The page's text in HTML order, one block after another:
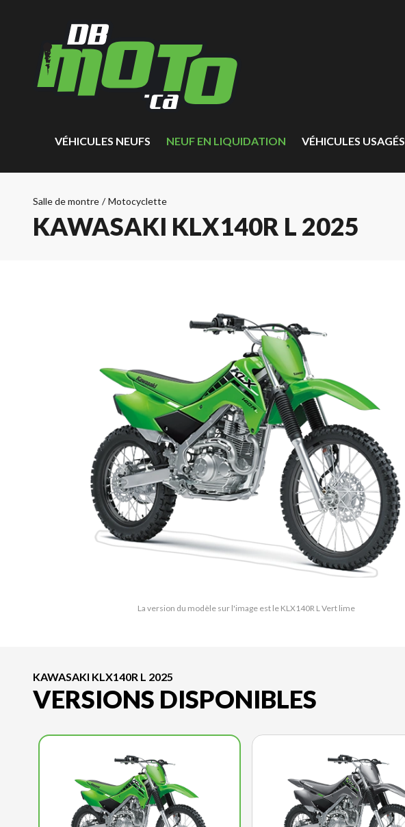
VÉHICULES NEUFS NEUF EN LIQUIDATION VÉHICULES USAGÉS
Salle de montre / Motocyclette
KAWASAKI KLX140R L 2025
La version du modèle sur l'image est le KLX140R L Vert lime
KAWASAKI KLX140R L 2025
VERSIONS DISPONIBLES